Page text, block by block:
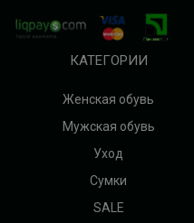
КАТЕГОРИИ
Женская обувь
Мужская обувь
Уход
Сумки
SALE